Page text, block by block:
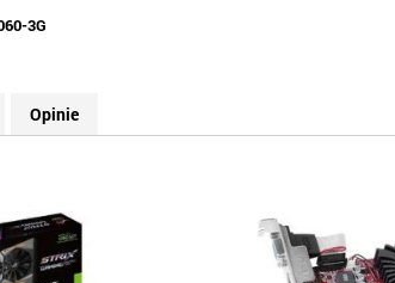
3G
Opinie